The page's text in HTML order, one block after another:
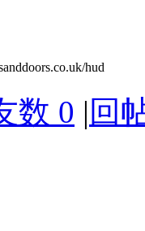
hud
数 0 | 回